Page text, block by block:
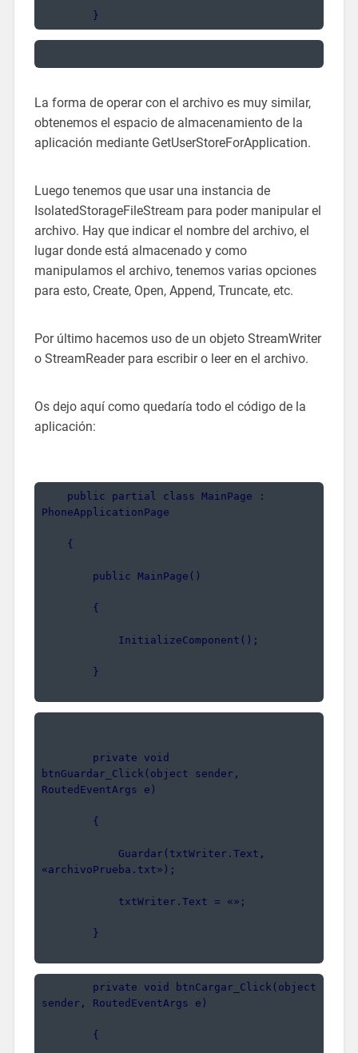
        }
La forma de operar con el archivo es muy similar,
obtenemos el espacio de almacenamiento de la
aplicación mediante GetUserStoreForApplication.
Luego tenemos que usar una instancia de
IsolatedStorageFileStream para poder manipular el
archivo. Hay que indicar el nombre del archivo, el
lugar donde está almacenado y como
manipulamos el archivo, tenemos varias opciones
para esto, Create, Open, Append, Truncate, etc.
Por último hacemos uso de un objeto StreamWriter
o StreamReader para escribir o leer en el archivo.
Os dejo aquí como quedaría todo el código de la
aplicación:
PhoneApplicationPage
    {
        public MainPage()
        {
            InitializeComponent();
        }
btnGuardar_Click(object sender,
RoutedEventArgs e)
        {
«archivoPrueba.txt»);
            txtWriter.Text = «»;
        }
sender, RoutedEventArgs e)
        {